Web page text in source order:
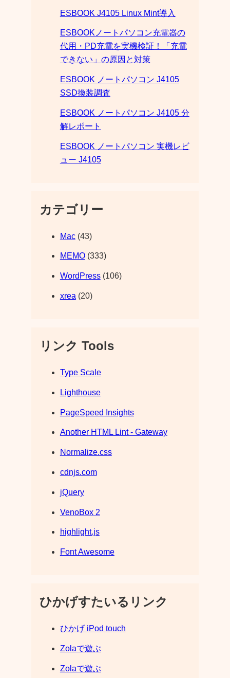
ESBOOK J4105 Linux Mint導入
ESBOOKノートパソコン充電器の
代用・PD充電を実機検証！「充電
できない」の原因と対策
ESBOOK ノートパソコン J4105
SSD換装調査
ESBOOK ノートパソコン J4105 分
解レポート
ESBOOK ノートパソコン 実機レビ
ュー J4105
カテゴリー
Mac(43)
MEMO(333)
WordPress(106)
xrea (20)
リンク Tools
Type Scale
Lighthouse
PageSpeed Insights
Another HTML Lint - Gateway
Normalize.css
cdnjs.com
jQuery
VenoBox 2
highlight.js
Font Awesome
ひかげすたいるリンク
ひかげ iPod touch
Zolaで遊ぶ
Zolaで遊ぶ